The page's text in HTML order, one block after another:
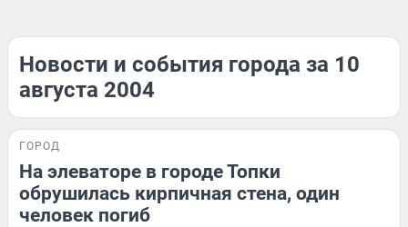
Новости и события города за 10
августа 2004
ГОРОД
На элеваторе в городе Топки
обрушилась кирпичная стена, один
человек погиб